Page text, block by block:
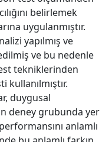
belirlemek
uygulanmıştır.
yapılmış ve
ve bu nedenle
tekniklerinden
kullanılmıştır.
duygusal
deney grubunda yer
anlamlı